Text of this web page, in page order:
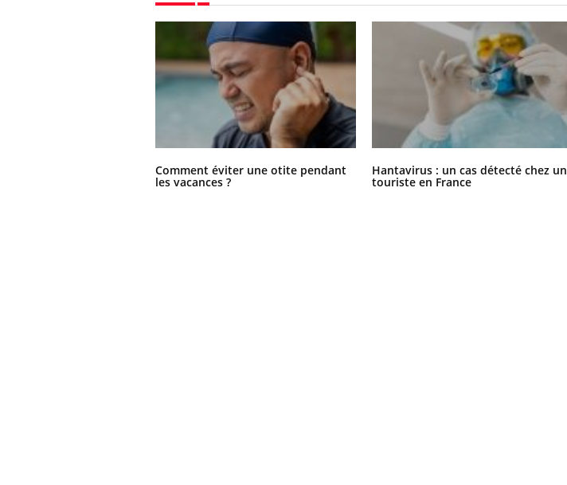
Comment éviter une otite pendant
les vacances ?
Hantavirus : un cas détecté chez un
touriste en France